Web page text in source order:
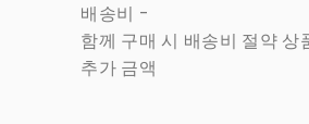
배송비 -
함께 구매 시 배송비 절약 상
추가 금액